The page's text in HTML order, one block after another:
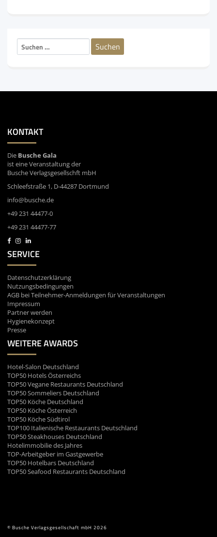
Suchen
nach:
KONTAKT
Die Busche Gala
ist eine Veranstaltung der
Busche Verlagsgesellschft mbH
Schleefstraße 1, D-44287 Dortmund
info@busche.de
+49 231 44477-0
+49 231 44477-77
SERVICE
Datenschutzerklärung
Nutzungsbedingungen
AGB bei Teilnehmer-Anmeldungen für Veranstaltungen
Impressum
Partner werden
Hygienekonzept
Presse
WEITERE AWARDS
Hotel-Salon Deutschland
TOP50 Hotels Österreichs
TOP50 Vegane Restaurants Deutschland
TOP50 Sommeliers Deutschland
TOP50 Köche Deutschland
TOP50 Köche Österreich
TOP50 Köche Südtirol
TOP100 Italienische Restaurants Deutschland
TOP50 Steakhouses Deutschland
Hotelimmobilie des Jahres
TOP-Arbeitgeber im Gastgewerbe
TOP50 Hotelbars Deutschland
TOP50 Seafood Restaurants Deutschland
© Busche Verlagsgesellschaft mbH 2026